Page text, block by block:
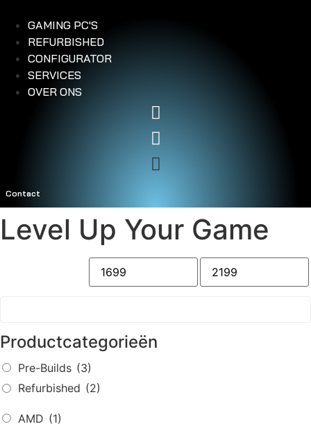
naar
inhoud
GAMING PC'S
REFURBISHED
CONFIGURATOR
SERVICES
OVER ONS
Contact
Level Up Your Game
Productcategorieën
Pre-Builds (3)
Refurbished (2)
AMD (1)